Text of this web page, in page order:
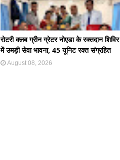
रोटरी क्लब ग्रीन ग्रेटर नोएडा के रक्तदान शिविर
में उमड़ी सेवा भावना, 45 यूनिट रक्त संग्रहित
August 08, 2026